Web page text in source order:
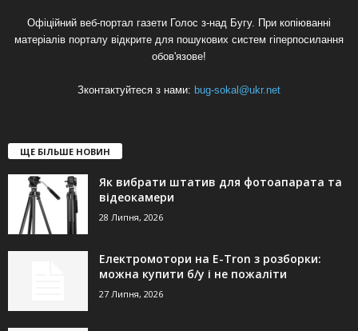
Офіційний веб-портал газети Голос з-над Бугу. При копіюванні
матеріалів порталу відкрите для пошукових систем гіперпосилання
обов'язове!
Зконтактуйтеся з нами: bug-sokal@ukr.net
ЩЕ БІЛЬШЕ НОВИН
Як вибрати штатив для фотоапарата та
відеокамери
28 Липня, 2026
Електромотори на E-Tron з розборки:
можна купити б/у і не пожаліти
27 Липня, 2026